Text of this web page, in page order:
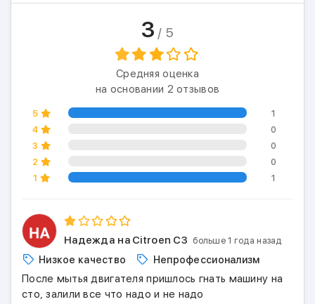
3 / 5
Средняя оценка
на основании 2 отзывов
5
1
4
0
3
0
2
0
1
1
Надежда на Citroen C3 больше 1 года назад
Низкое качество Непрофессионализм
После мытья двигателя пришлось гнать машину на
сто, залили все что надо и не надо